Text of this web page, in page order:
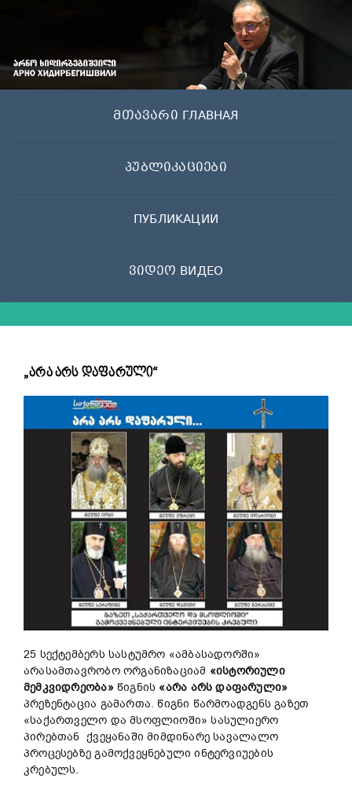
მთავარი ГЛАВНАЯ
პუბლიკაციები
ПУБЛИКАЦИИ
ვიდეო ВИДЕО
„არა არს დაფარული“
25 სექტემბერს სასტუმრო «ამბასადორში»
არასამთავრობო ორგანიზაციამ «ისტორიული
მემკვიდრეობა»წიგნის «არა არს დაფარული»
პრეზენტაცია გამართა. წიგნი წარმოადგენს გაზეთ
«საქართველო და მსოფლიოში» სასულიერო
პირებთან ქვეყანაში მიმდინარე სავალალო
პროცესებზე გამოქვეყნებული ინტერვიუების
კრებულს.